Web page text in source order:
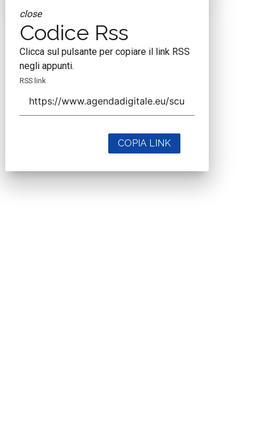
close
Codice Rss
Clicca sul pulsante per copiare il link RSS
negli appunti.
RSS link
COPIA LINK